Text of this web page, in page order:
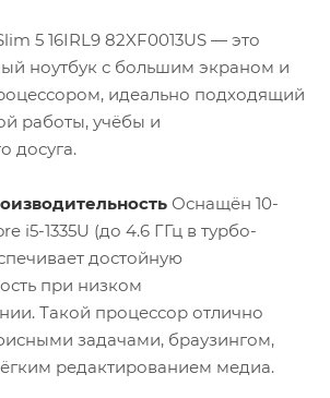
5 16IRL9 82XF0013US — это
ноутбук с большим экраном и
идеально подходящий
работы, учёбы и
досуга.
Оснащён 10-
i5-1335U (до 4.6 ГГц в турбо-
достойную
при низком
Такой процессор отлично
задачами, браузингом,
редактированием медиа.